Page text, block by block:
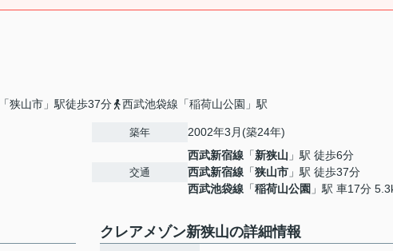
狭山市」駅徒歩37分 西武池袋線「稲荷山公園」駅
築年 2002年3月(築24年)
交通
西武新宿線 「新狭山 」駅 徒歩6分
西武新宿線 「狭山市 」駅 徒歩37分
西武池袋線 「稲荷山公園 」駅 車17分
クレアメゾン新狭山の詳細情報